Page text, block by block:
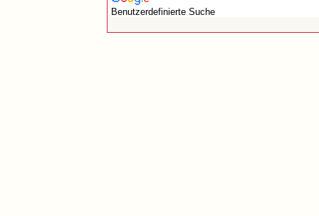
Benutzerdefinierte Suche